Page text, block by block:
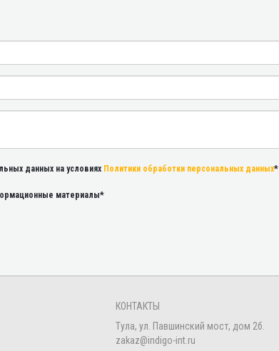
данных на условиях Политики обработки персональных данных*
материалы*
КОНТАКТЫ
Тула, ул. Павшинский мост, дом 2б.
zakaz@indigo-int.ru